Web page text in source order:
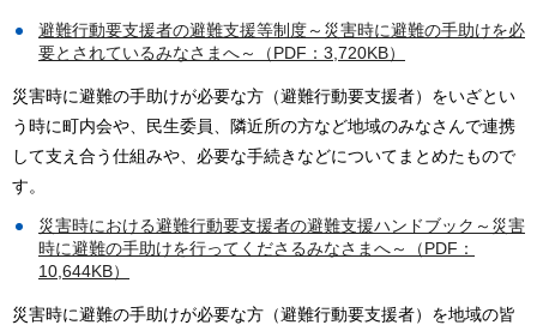
避難行動要支援者の避難支援等制度～災害時に避難の手助けを必
要とされているみなさまへ～（PDF：3,720KB）
災害時に避難の手助けが必要な方（避難行動要支援者）をいざとい
う時に町内会や、民生委員、隣近所の方など地域のみなさんで連携
して支え合う仕組みや、必要な手続きなどについてまとめたもので
す。
災害時における避難行動要支援者の避難支援ハンドブック～災害
時に避難の手助けを行ってくださるみなさまへ～（PDF：
10,644KB）
災害時に避難の手助けが必要な方（避難行動要支援者）を地域の皆